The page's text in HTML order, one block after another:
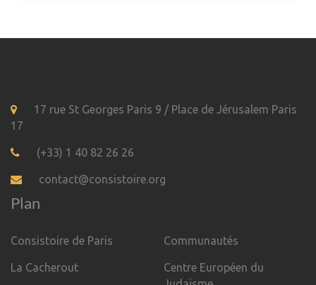
17 rue St Georges Paris 9 / Place de Jérusalem Paris
17
(+33) 1 40 82 26 26
contact@consistoire.org
Plan
Consistoire de Paris
La Cacherout
Communautés
Centre Européen du